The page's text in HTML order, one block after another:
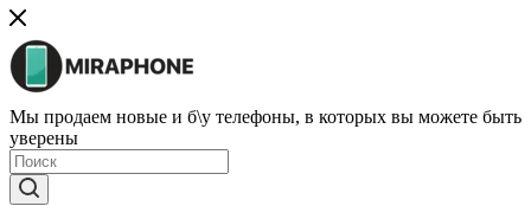
Мы продаем новые и б\у телефоны, в которых вы можете быть
уверены